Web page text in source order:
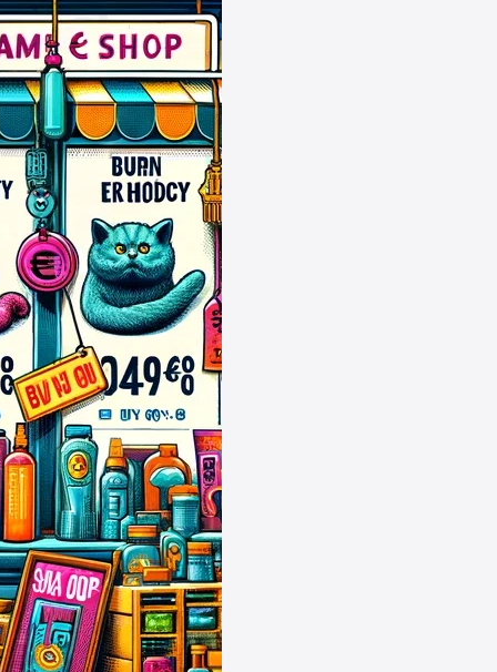
Katalin
wie löse ich mein Gutschein ein,
was bereits bezahlt worden ist?
13:10
↩
Grischa
@Katalin Bei welchen Shop ?
Allgemein kann man keine
Gutscheine nach einem Kauf
einlösen, soweit ich weiß. Man
müsste schon stornieren und
nochmal bestellen, da man
Rabattcodes oder auch
Geschenkgutscheine im
Warenkorb oder an der Kasse
VOR dem Kauf einlösen kann.
17:06
↩
Kerstin
Och siche den Gutschein
fürmeggelebaguetts